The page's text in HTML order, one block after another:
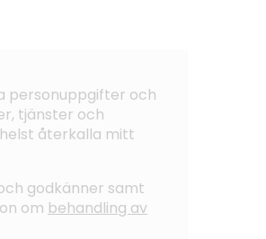
personuppgifter och
tjänster och
återkalla mitt
godkänner samt
om behandling av